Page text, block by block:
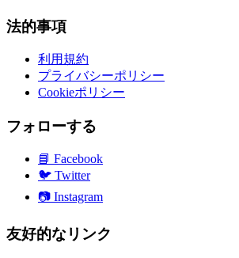
法的事項
利用規約
プライバシーポリシー
Cookieポリシー
フォローする
📘 Facebook
🐦 Twitter
📷 Instagram
友好的なリンク